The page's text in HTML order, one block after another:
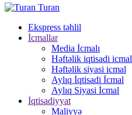
Turan
Ekspress təhlil
İcmallar
Media İcmalı
Həftəlik iqtisadi icmal
Həftəlik siyasi icmal
Aylıq İqtisadi İcmal
Aylıq Siyasi İcmal
İqtisadiyyat
Maliyyə